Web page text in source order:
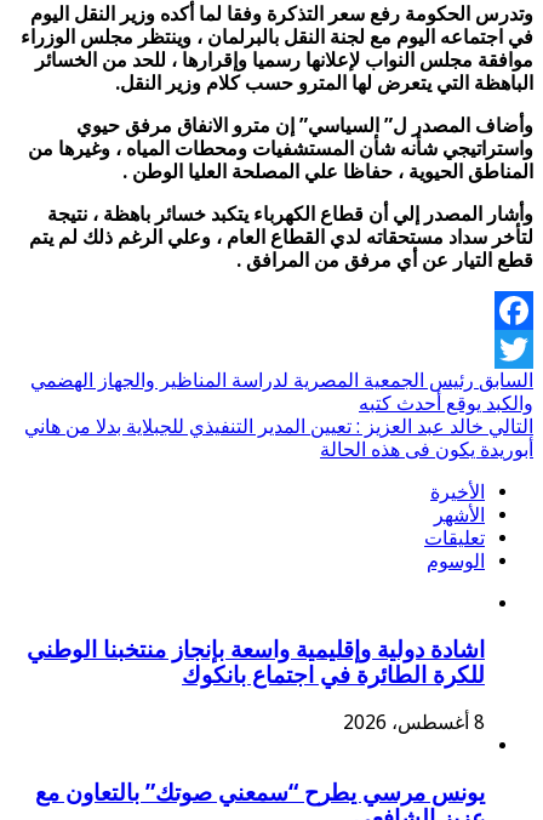
وتدرس الحكومة رفع سعر التذكرة وفقا لما أكده وزير النقل اليوم
في اجتماعه اليوم مع لجنة النقل بالبرلمان ، وينتظر مجلس الوزراء
موافقة مجلس النواب لإعلانها رسميا وإقرارها ، للحد من الخسائر
الباهظة التي يتعرض لها المترو حسب كلام وزير النقل.
وأضاف المصدر ل” السياسي” إن مترو الانفاق مرفق حيوي
واستراتيجي شأنه شأن المستشفيات ومحطات المياه ، وغيرها من
المناطق الحيوية ، حفاظا علي المصلحة العليا الوطن .
وأشار المصدر إلي أن قطاع الكهرباء يتكبد خسائر باهظة ، نتيجة
لتأخر سداد مستحقاته لدي القطاع العام ، وعلي الرغم ذلك لم يتم
قطع التيار عن أي مرفق من المرافق .
Facebook
Twitter
السابق رئيس الجمعية المصرية لدراسة المناظير والجهاز الهضمي
والكبد يوقع أحدث كتبه
التالي خالد عبد العزيز : تعيين المدير التنفيذي للجبلاية بدلا من هاني
أبوريدة يكون فى هذه الحالة
الأخيرة
الأشهر
تعليقات
الوسوم
اشادة دولية وإقليمية واسعة بإنجاز منتخبنا الوطني
للكرة الطائرة في اجتماع بانكوك
8 أغسطس، 2026
يونس مرسي يطرح “سمعني صوتك” بالتعاون مع